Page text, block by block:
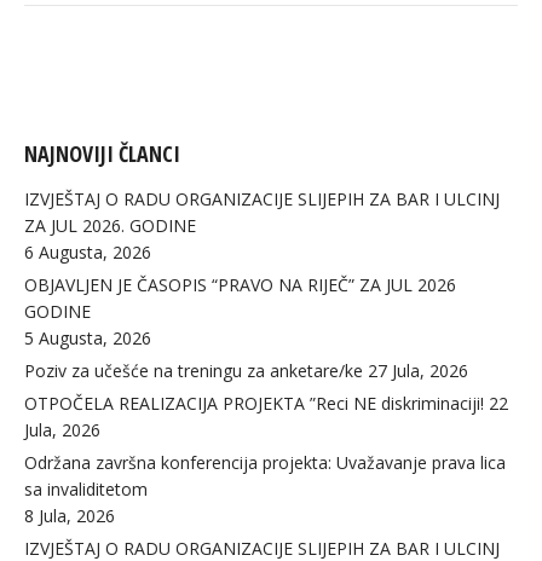
NAJNOVIJI ČLANCI
IZVJEŠTAJ O RADU ORGANIZACIJE SLIJEPIH ZA BAR I ULCINJ
ZA JUL 2026. GODINE
6 Augusta, 2026
OBJAVLJEN JE ČASOPIS “PRAVO NA RIJEČ” ZA JUL 2026
GODINE
5 Augusta, 2026
Poziv za učešće na treningu za anketare/ke 27 Jula, 2026
OTPOČELA REALIZACIJA PROJEKTA ”Reci NE diskriminaciji! 22
Jula, 2026
Održana završna konferencija projekta: Uvažavanje prava lica
sa invaliditetom
8 Jula, 2026
IZVJEŠTAJ O RADU ORGANIZACIJE SLIJEPIH ZA BAR I ULCINJ